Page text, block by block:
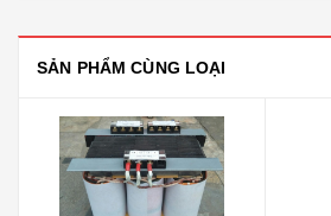
SẢN PHẨM CÙNG LOẠI